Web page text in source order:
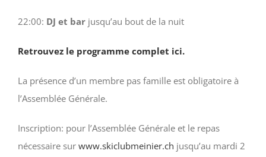
22:00: DJ et bar jusqu’au bout de la nuit
Retrouvez le programme complet ici.
La présence d’un membre pas famille est obligatoire à
l’Assemblée Générale.
Inscription: pour l’Assemblée Générale et le repas
nécessaire sur www.skiclubmeinier.ch jusqu’au mardi 2